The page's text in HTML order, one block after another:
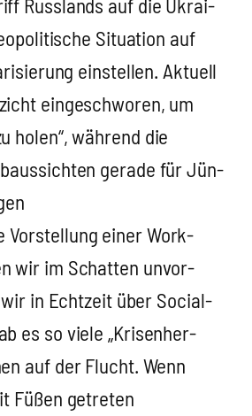
Russ­lands auf die Ukrai­
Situa­ti­on auf
ein­stel­len. Aktu­ell
ein­ge­schwo­ren, um
holen“, wäh­rend die
gera­de für Jün­
Vor­stel­lung einer Work-
wir im Schat­ten unvor­
in Echt­zeit über Social­
es so vie­le „Kri­sen­her­
auf der Flucht. Wenn
Füßen getre­ten